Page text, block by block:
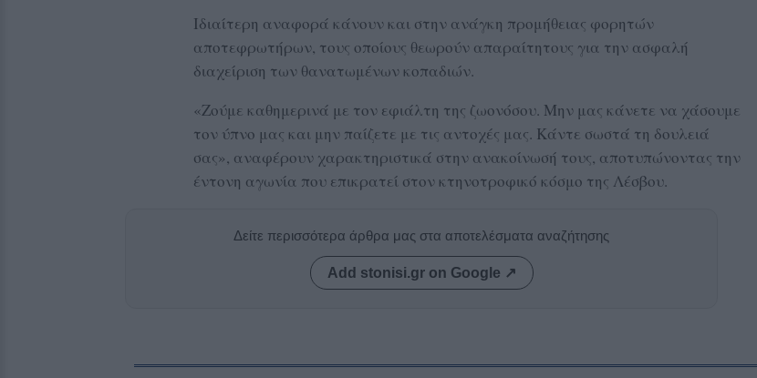
Ιδιαίτερη αναφορά κάνουν και στην ανάγκη προμήθειας φορητών
αποτεφρωτήρων, τους οποίους θεωρούν απαραίτητους για την ασφαλή
διαχείριση των θανατωμένων κοπαδιών.
«Ζούμε καθημερινά με τον εφιάλτη της ζωονόσου. Μην μας κάνετε να χάσουμε
τον ύπνο μας και μην παίζετε με τις αντοχές μας. Κάντε σωστά τη δουλειά
σας», αναφέρουν χαρακτηριστικά στην ανακοίνωσή τους, αποτυπώνοντας την
έντονη αγωνία που επικρατεί στον κτηνοτροφικό κόσμο της Λέσβου.
Δείτε περισσότερα άρθρα μας στα αποτελέσματα αναζήτησης
Add stonisi.gr on Google ↗